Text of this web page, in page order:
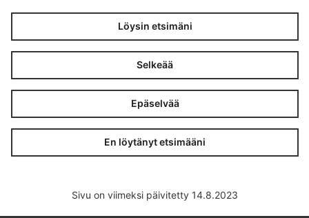
Löysin etsimäni
Selkeää
Epäselvää
En löytänyt etsimääni
Sivu on viimeksi päivitetty 14.8.2023